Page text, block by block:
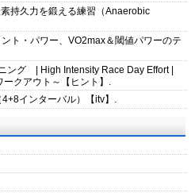
持久力を鍛える練習（Anaerobic
ト・パワー、VO2max＆閾値パワーのテ
ング | High Intensity Race Day Effort |
クアウト～【ヒント】.
インターバル）【itv】.